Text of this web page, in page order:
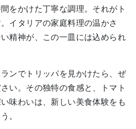
をかけた丁寧な調理。それがト
イタリアの家庭料理の温かさ
精神が、この一皿には込められ
ンでトリッパを見かけたら、ぜ
い。その独特の食感と、トマト
味わいは、新しい美食体験をも
。